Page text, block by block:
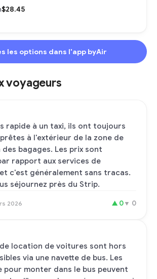
$28.45
les options dans l'app byAir
voyageurs
rapide à un taxi, ils ont toujours
à l'extérieur de la zone de
bagages. Les prix sont
rapport aux services de
c'est généralement sans tracas.
séjournez près du Strip.
2026 ▲ 0▼ 0
location de voitures sont hors
via une navette de bus. Les
pour monter dans le bus peuvent